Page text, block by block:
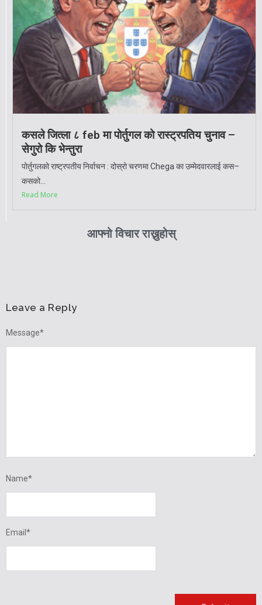
कसले जित्ला ८ feb मा पोर्तुगल को रास्ट्रपतिय चुनाव –
सेगुरो कि भेन्तुरा
पोर्तुगलको राष्ट्रपतीय निर्वाचन : दोस्रो चरणमा Chega का उम्मेदवारलाई कस–
कसको...
Read More
आफ्नो विचार राख्नुहोस्
Leave a Reply
Message*
Name*
Email *